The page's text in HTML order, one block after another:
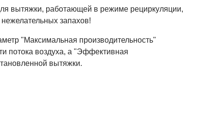
вытяжки, работающей в режиме рециркуляции,
запахов!
"Максимальная производительность"
потока воздуха, а "Эффективная
вытяжки.